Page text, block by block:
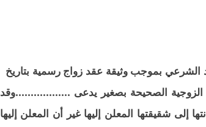
الشرعي بموجب وثيقة عقد زواج رسمية بتاريخ
الصحيحة بصغير يدعى ..................وقد
شقيقتها المعلن إليها غير أن المعلن إليها